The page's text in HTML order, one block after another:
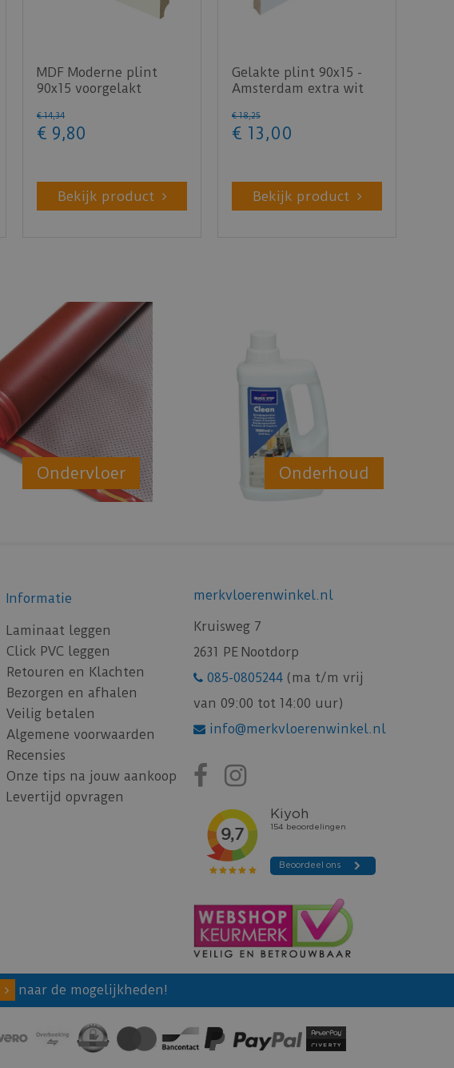
MDF Moderne plint
90x15 voorgelakt
€ 14,34
€ 9,80
Bekijk product
Gelakte plint 90x15 -
Amsterdam extra wit
€ 18,25
€ 13 ,00
Bekijk product
Ondervloer Onderhoud
Informatie
Laminaat leggen
Click PVC leggen
Retouren en Klachten
Bezorgen en afhalen
Veilig betalen
Algemene voorwaarden
Recensies
Onze tips na jouw aankoop
Levertijd opvragen
merkvloerenwinkel.nl
Kruisweg 7
2631 PE Nootdorp
085-0805244 (ma t/m vrij
van 09:00 tot 14:00 uur)
info@merkvloerenwinkel.nl
naar de mogelijkheden!